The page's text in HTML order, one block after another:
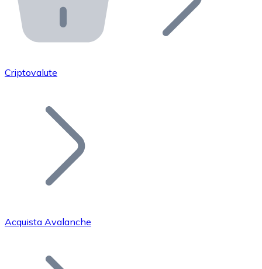
API Bitnovo
Integra la nostra API nel tuo ecosistema.
Unisciti alla nostra rete di rivenditori e
Aggiungi il token del tuo progetto al nostro servizio di
Bitcoin
Criptovalute
Acquista Avalanche